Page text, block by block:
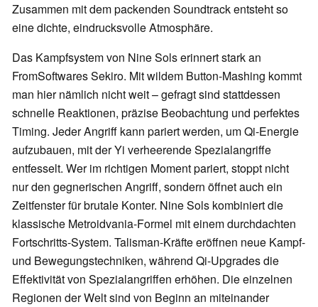
Zusammen mit dem packenden Soundtrack entsteht so
eine dichte, eindrucksvolle Atmosphäre.
Das Kampfsystem von Nine Sols erinnert stark an
FromSoftwares Sekiro. Mit wildem Button-Mashing kommt
man hier nämlich nicht weit – gefragt sind stattdessen
schnelle Reaktionen, präzise Beobachtung und perfektes
Timing. Jeder Angriff kann pariert werden, um Qi-Energie
aufzubauen, mit der Yi verheerende Spezialangriffe
entfesselt. Wer im richtigen Moment pariert, stoppt nicht
nur den gegnerischen Angriff, sondern öffnet auch ein
Zeitfenster für brutale Konter. Nine Sols kombiniert die
klassische Metroidvania-Formel mit einem durchdachten
Fortschritts-System. Talisman-Kräfte eröffnen neue Kampf-
und Bewegungstechniken, während Qi-Upgrades die
Effektivität von Spezialangriffen erhöhen. Die einzelnen
Regionen der Welt sind von Beginn an miteinander